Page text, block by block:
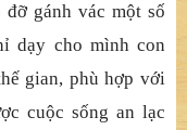
gánh vác một số
dạy cho mình con
gian, phù hợp với
cuộc sống an lạc